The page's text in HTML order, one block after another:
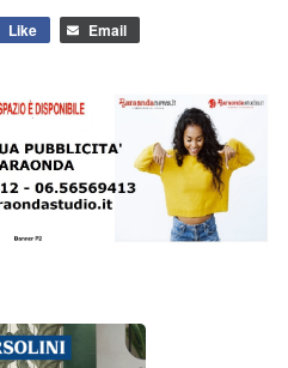
Like Email